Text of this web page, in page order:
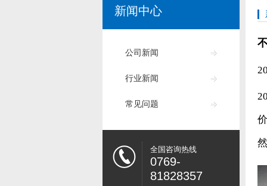
新闻中心
公司新闻
行业新闻
常见问题
全国咨询热线
0769-
81828357